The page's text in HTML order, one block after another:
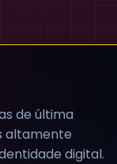
de última
altamente
digital.